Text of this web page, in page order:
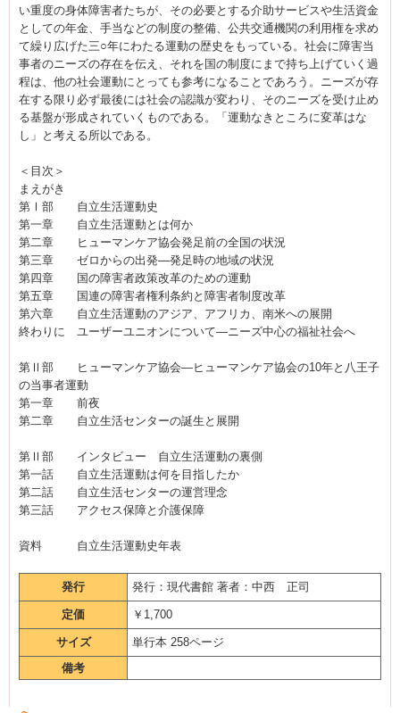
い重度の身体障害者たちが、その必要とする介助サービスや生活資金
としての年金、手当などの制度の整備、公共交通機関の利用権を求め
て繰り広げた三○年にわたる運動の歴史をもっている。社会に障害当
事者のニーズの存在を伝え、それを国の制度にまで持ち上げていく過
程は、他の社会運動にとっても参考になることであろう。ニーズが存
在する限り必ず最後には社会の認識が変わり、そのニーズを受け止め
る基盤が形成されていくものである。「運動なきところに変革はな
し」と考える所以である。
＜目次＞
まえがき
第Ⅰ部 自立生活運動史
第一章 自立生活運動とは何か
第二章 ヒューマンケア協会発足前の全国の状況
第三章 ゼロからの出発―発足時の地域の状況
第四章 国の障害者政策改革のための運動
第五章 国連の障害者権利条約と障害者制度改革
第六章 自立生活運動のアジア、アフリカ、南米への展開
終わりに ユーザーユニオンについて―ニーズ中心の福祉社会へ
第Ⅱ部 ヒューマンケア協会―ヒューマンケア協会の10年と八王子
の当事者運動
第一章 前夜
第二章 自立生活センターの誕生と展開
第Ⅱ部 インタビュー 自立生活運動の裏側
第一話 自立生活運動は何を目指したか
第二話 自立生活センターの運営理念
第三話 アクセス保障と介護保障
資料 自立生活運動史年表
発行 発行：現代書館 著者：中西 正司
定価 ￥1,700
サイズ
単行本 258ページ
備考